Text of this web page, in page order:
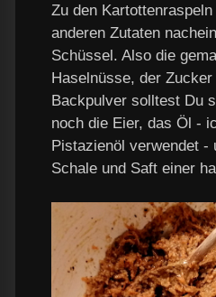
Zu den
anderen Zutaten
Schüssel. Also die
Haselnüsse, der
Backpulver solltest Du
noch die Eier, das Öl -
Pistazienöl verwendet -
Schale und Saft einer